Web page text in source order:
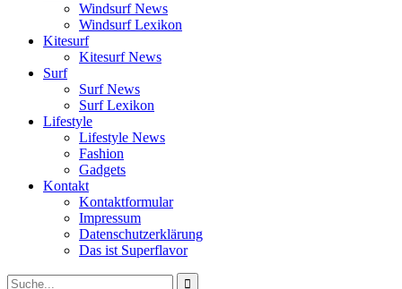
Windsurf News
Windsurf Lexikon
Kitesurf
Kitesurf News
Surf
Surf News
Surf Lexikon
Lifestyle
Lifestyle News
Fashion
Gadgets
Kontakt
Kontaktformular
Impressum
Datenschutzerklärung
Das ist Superflavor